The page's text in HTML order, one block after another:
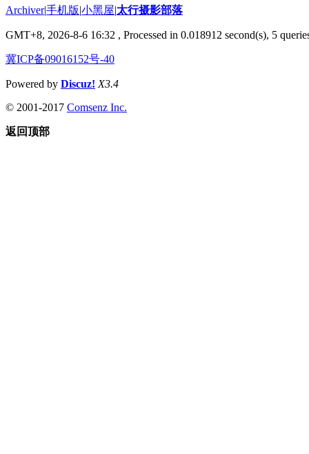
Archiver|手机版|小黑屋|太行摄影部落
GMT+8, 2026-8-6 16:32 , Processed in 0.018912 second(s), 5
冀ICP备09016152号-40
Powered by Discuz! X3.4
© 2001-2017 Comsenz Inc.
返回顶部